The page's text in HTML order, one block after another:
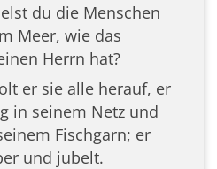
du die Menschen
Meer, wie das
Herrn hat?
er sie alle herauf, er
in seinem Netz und
Fischgarn; er
und jubelt.